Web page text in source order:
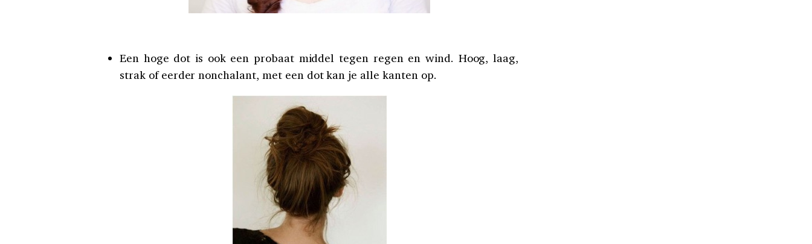
Een hoge dot is ook een probaat middel tegen regen en wind. Hoog, laag,
strak of eerder nonchalant, met een dot kan je alle kanten op.